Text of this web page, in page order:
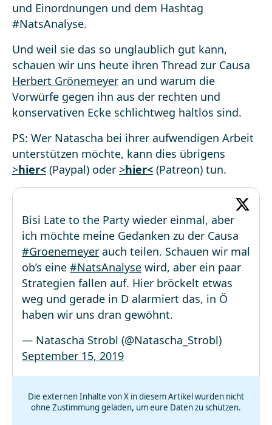
und Einordnungen und dem Hashtag
#NatsAnalyse.
Und weil sie das so unglaublich gut kann,
schauen wir uns heute ihren Thread zur Causa
Herbert Grönemeyer an und warum die
Vorwürfe gegen ihn aus der rechten und
konservativen Ecke schlichtweg haltlos sind.
PS: Wer Natascha bei ihrer aufwendigen Arbeit
unterstützen möchte, kann dies übrigens
>hier< (Paypal) oder >hier< (Patreon) tun.
Bisi Late to the Party wieder einmal, aber
ich möchte meine Gedanken zu der Causa
#Groenemeyer auch teilen. Schauen wir mal
ob’s eine #NatsAnalyse wird, aber ein paar
Strategien fallen auf. Hier bröckelt etwas
weg und gerade in D alarmiert das, in Ö
haben wir uns dran gewöhnt.
— Natascha Strobl (@Natascha_Strobl)
September 15, 2019
Die externen Inhalte von X in diesem Artikel wurden nicht
ohne Zustimmung geladen, um eure Daten zu schützen.